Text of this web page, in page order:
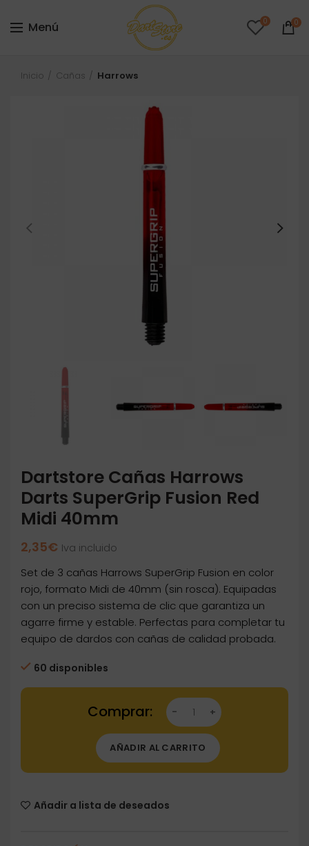
Menú 0 0
Inicio Cañas Harrows
Dartstore Cañas Harrows
Darts SuperGrip Fusion Red
Midi 40mm
2,35€ Iva incluido
Set de 3 cañas Harrows SuperGrip Fusion en color
rojo, formato Midi de 40mm (sin rosca). Equipadas
con un preciso sistema de clic que garantiza un
agarre firme y estable. Perfectas para completar tu
equipo de dardos con cañas de calidad probada.
60 disponibles
Dartstore Cañas Harrows Darts SuperGrip
AÑADIR AL CARRITO
Añadir a lista de deseados